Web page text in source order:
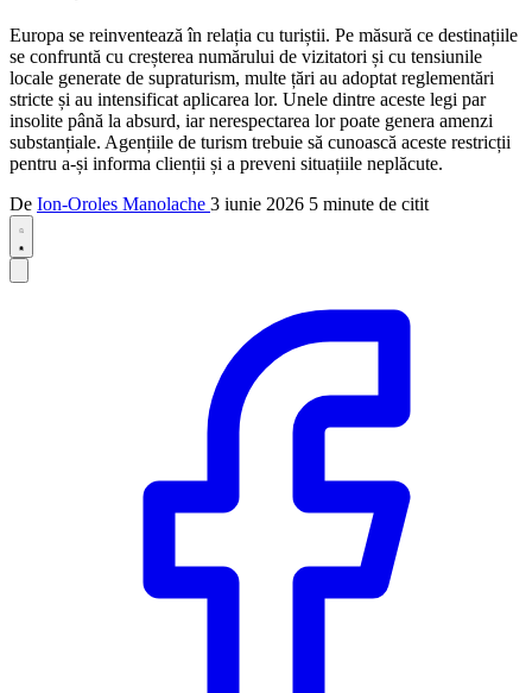
Europa se reinventează în relația cu turiștii. Pe măsură ce destinațiile
se confruntă cu creșterea numărului de vizitatori și cu tensiunile
locale generate de supraturism, multe țări au adoptat reglementări
stricte și au intensificat aplicarea lor. Unele dintre aceste legi par
insolite până la absurd, iar nerespectarea lor poate genera amenzi
substanțiale. Agențiile de turism trebuie să cunoască aceste restricții
pentru a-și informa clienții și a preveni situațiile neplăcute.
De Ion-Oroles Manolache 3 iunie 2026 5 minute de citit